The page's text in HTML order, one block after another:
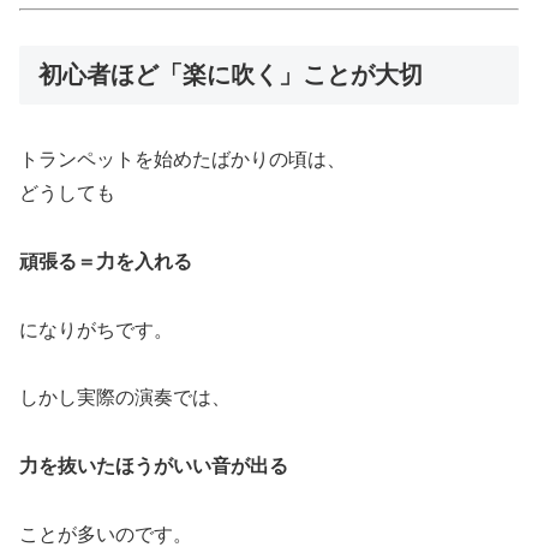
初心者ほど「楽に吹く」ことが大切
トランペットを始めたばかりの頃は、
どうしても
頑張る＝力を入れる
になりがちです。
しかし実際の演奏では、
力を抜いたほうがいい音が出る
ことが多いのです。